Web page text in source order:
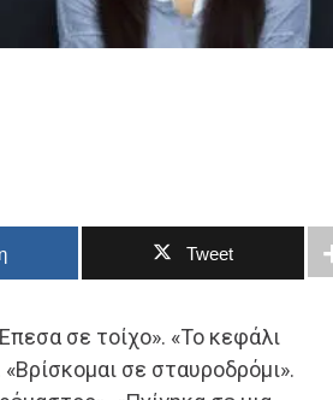
Tweet
σε τοίχο». «Το κεφάλι
σε σταυροδρόμι».